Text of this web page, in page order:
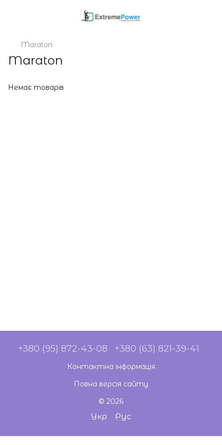
Maraton
Maraton
Немає товарів
+380 (95) 872-43-08 +380 (63) 821-39-41
Контактна інформація
Повна версія сайту
© 2026
Укр Рус